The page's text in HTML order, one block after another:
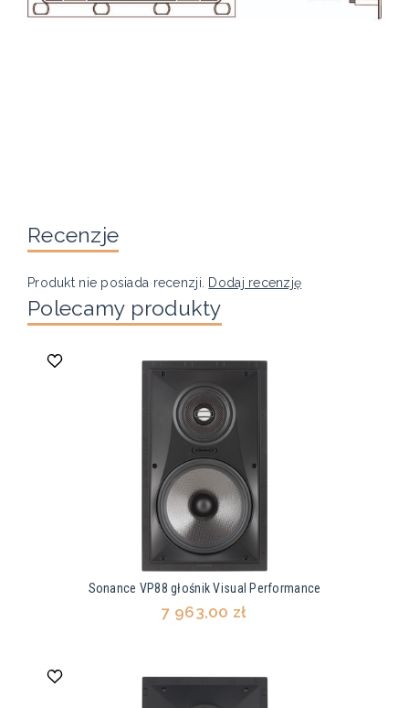
Recenzje
Produkt nie posiada recenzji. Dodaj recenzję
Polecamy produkty
Sonance VP88 głośnik Visual Performance
7 963,00 zł